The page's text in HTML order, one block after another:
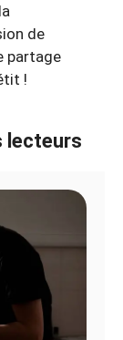
de
partage
!
lecteurs